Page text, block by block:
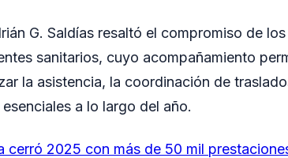
G. Saldías resaltó el compromiso de
sanitarios, cuyo acompañamiento
la asistencia, la coordinación de
a lo largo del año.
cerró 2025 con más de 50 mil